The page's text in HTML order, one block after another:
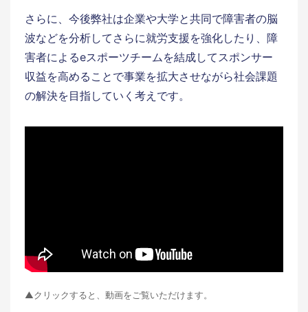
さらに、今後弊社は企業や大学と共同で障害者の脳
波などを分析してさらに就労支援を強化したり、障
害者によるeスポーツチームを結成してスポンサー
収益を高めることで事業を拡大させながら社会課題
の解決を目指していく考えです。
▲クリックすると、動画をご覧いただけます。